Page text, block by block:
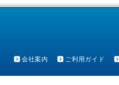
会社案内 ご利用ガイド